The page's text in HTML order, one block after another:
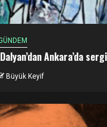
Ankara’da sergi
Büyük Keyif